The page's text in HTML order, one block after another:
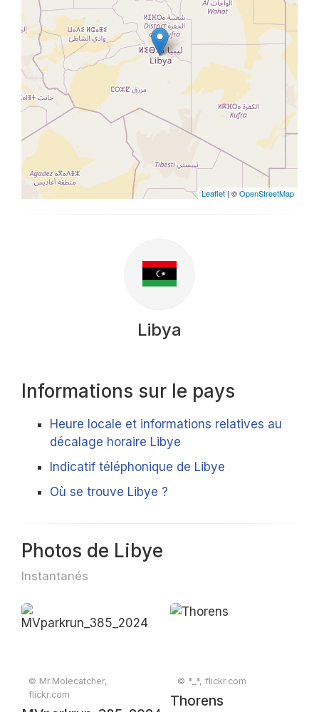
Leaflet| ©OpenStreetMap
Libya
Informations sur le pays
Heure locale et informations relatives au
décalage horaire Libye
Indicatif téléphonique de Libye
Où se trouve Libye ?
Photos de Libye
Instantanés
© Mr.Molecatcher,
flickr.com
© *_*, flickr.com
Thorens